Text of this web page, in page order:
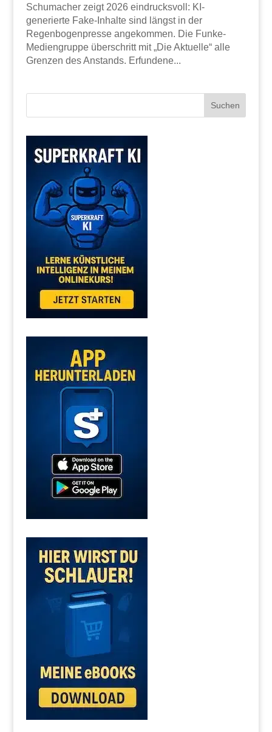
Schumacher zeigt 2026 eindrucksvoll: KI-
generierte Fake-Inhalte sind längst in der
Regenbogenpresse angekommen. Die Funke-
Mediengruppe überschritt mit „Die Aktuelle“ alle
Grenzen des Anstands. Erfundene...